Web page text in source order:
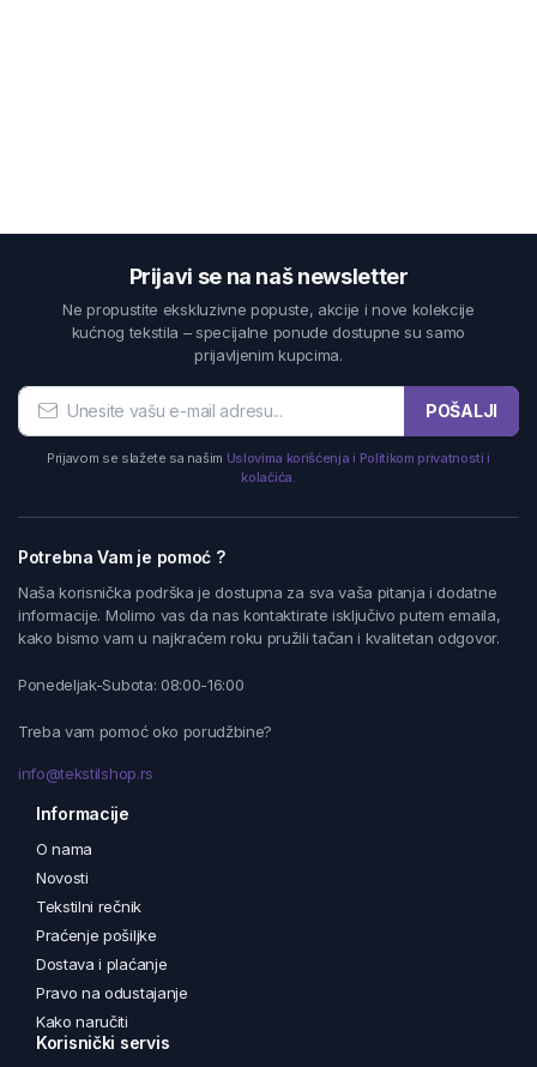
Prijavi se na naš newsletter
Ne propustite ekskluzivne popuste, akcije i nove kolekcije
kućnog tekstila – specijalne ponude dostupne su samo
prijavljenim kupcima.
POŠALJI
Prijavom se slažete sa našim Uslovima korišćenja i Politikom privatnosti i
kolačića.
Potrebna Vam je pomoć ?
Naša korisnička podrška je dostupna za sva vaša pitanja i dodatne
informacije. Molimo vas da nas kontaktirate isključivo putem emaila,
kako bismo vam u najkraćem roku pružili tačan i kvalitetan odgovor.
Ponedeljak-Subota: 08:00-16:00
Treba vam pomoć oko porudžbine?
info@tekstilshop.rs
Informacije
O nama
Novosti
Tekstilni rečnik
Praćenje pošiljke
Dostava i plaćanje
Pravo na odustajanje
Kako naručiti
Korisnički servis